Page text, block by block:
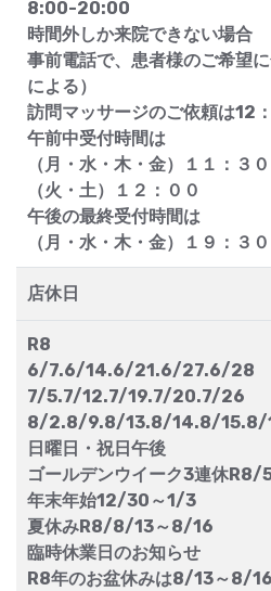
8:00-20:00
時間外しか来院できない場合
事前電話で、患者様のご希望
による）
訪問マッサージのご依頼は12
午前中受付時間は
（月・水・木・金）１１：３０
（火・土）１２：００
午後の最終受付時間は
（月・水・木・金）１９：３０
店休日
R8
6/7.6/14.6/21.6/27.6/28
7/5.7/12.7/19.7/20.7/26
8/2.8/9.8/13.8/14.8/
日曜日・祝日午後
ゴールデンウイーク3連休
年末年始12/30～1/3
夏休みR8/8/13～8/16
臨時休業日のお知らせ
R8年のお盆休みは8/13～8/16